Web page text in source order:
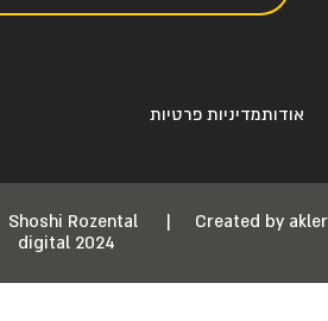
אודותמדיניות פרטיות
Shoshi Rozental | Created by akler
digital 2024